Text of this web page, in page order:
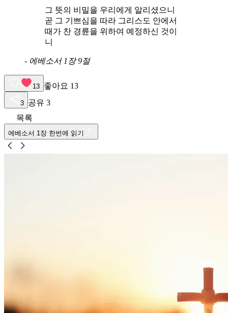
그 뜻의 비밀을 우리에게 알리셨으니
곧 그 기쁘심을 따라 그리스도 안에서
때가 찬 경륜을 위하여 예정하신 것이
니
- 에베소서 1장 9절
13 좋아요 13
3 공유 3
목록
에베소서 1장 한번에 읽기